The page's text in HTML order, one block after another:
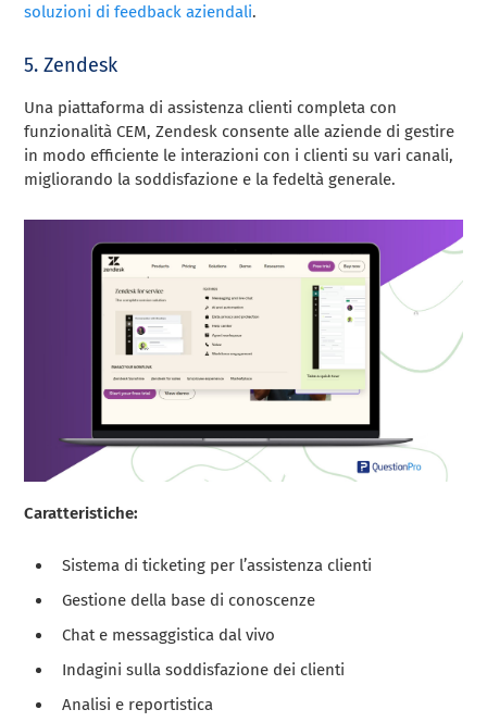
soluzioni di feedback aziendali.
5. Zendesk
Una piattaforma di assistenza clienti completa con
funzionalità CEM, Zendesk consente alle aziende di gestire
in modo efficiente le interazioni con i clienti su vari canali,
migliorando la soddisfazione e la fedeltà generale.
Caratteristiche:
Sistema di ticketing per l’assistenza clienti
Gestione della base di conoscenze
Chat e messaggistica dal vivo
Indagini sulla soddisfazione dei clienti
Analisi e reportistica